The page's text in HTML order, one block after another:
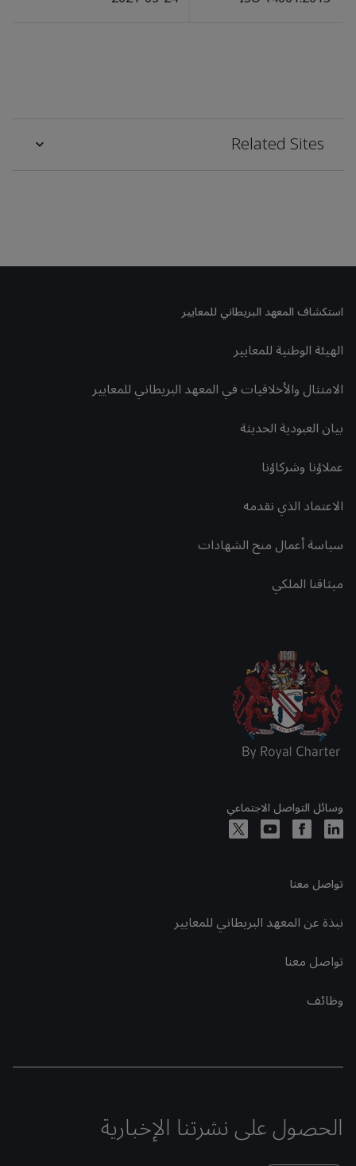
Related Sites
استكشاف المعهد البريطاني للمعايير
الهيئة الوطنية للمعايير
الامتثال والأخلاقيات في المعهد البريطاني للمعايير
بيان العبودية الحديثة
عملاؤنا وشركاؤنا
الاعتماد الذي نقدمه
سياسة أعمال منح الشهادات
ميثاقنا الملكي
وسائل التواصل الاجتماعي
تواصل معنا
نبذة عن المعهد البريطاني للمعايير
تواصل معنا
وظائف
الحصول على نشرتنا الإخبارية